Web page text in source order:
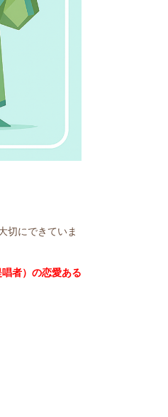
切にできていま
者）の恋愛ある